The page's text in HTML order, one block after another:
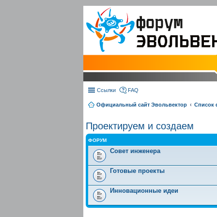
Ссылки FAQ
Официальный сайт Эвольвектор Список
Проектируем и создаем
ФОРУМ
Совет инженера
Готовые проекты
Инновационные идеи